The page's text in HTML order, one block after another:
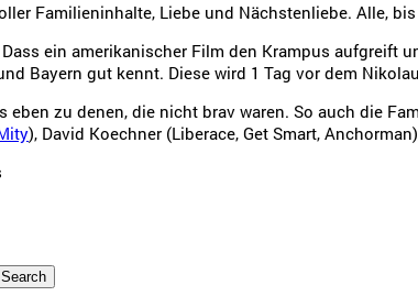
Familieninhalte, Liebe und Nächstenliebe. Alle,
ein amerikanischer Film den Krampus aufgreift
Bayern gut kennt. Diese wird 1 Tag vor dem
eben zu denen, die nicht brav waren. So auch die
), David Koechner (Liberace, Get Smart,